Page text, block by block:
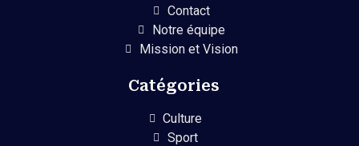
Contact
Notre équipe
Mission et Vision
Catégories
Culture
Sport